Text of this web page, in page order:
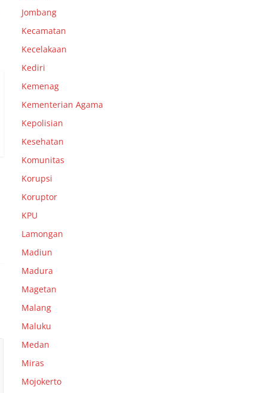
Jombang
Kecamatan
Kecelakaan
Kediri
Kemenag
Kementerian Agama
Kepolisian
Kesehatan
Komunitas
Korupsi
Koruptor
KPU
Lamongan
Madiun
Madura
Magetan
Malang
Maluku
Medan
Miras
Mojokerto